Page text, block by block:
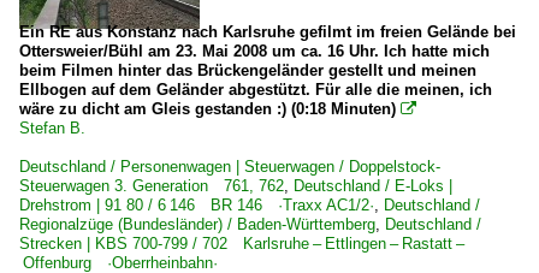
Ein RE aus Konstanz nach Karlsruhe gefilmt im freien Gelände bei
Ottersweier/Bühl am 23. Mai 2008 um ca. 16 Uhr. Ich hatte mich
beim Filmen hinter das Brückengeländer gestellt und meinen
Ellbogen auf dem Geländer abgestützt. Für alle die meinen, ich
wäre zu dicht am Gleis gestanden :) (0:18 Minuten) 
Stefan B.
Deutschland / Personenwagen | Steuerwagen / Doppelstock-
Steuerwagen 3. Generation 761, 762, Deutschland / E-Loks |
Drehstrom | 91 80 / 6 146 BR 146 ·Traxx AC1/2·, Deutschland /
Regionalzüge (Bundesländer) / Baden-Württemberg, Deutschland /
Strecken | KBS 700-799 / 702 Karlsruhe – Ettlingen – Rastatt –
Offenburg ·Oberrheinbahn·